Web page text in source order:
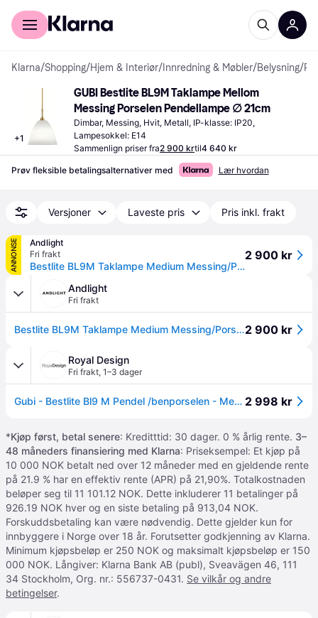
For kunder
Klarna/Shopping/Hjem & Interiør/ Innredning & Møbler/Belysning/
+1
GUBI Bestlite BL9M Taklampe Mellom
Messing Porselen Pendellampe ∅ 21cm
Dimbar, Messing, Hvit, Metall, IP-klasse: IP20,
Lampesokkel: E14
Sammenlign priser fra2 900 krtil4 640 kr
Prøv fleksible betalingsalternativer med Lær hvordan
Versjoner Laveste pris Pris inkl. frakt
ANNONSE
Andlight
Fri frakt
Bestlite BL9M Taklampe Medium Messing/Porselen
2 900 kr
Andlight
Fri frakt
Bestlite BL9M Taklampe Medium Messing/Porselen2 900 kr
Royal Design
Fri frakt, 1–3 dager
Gubi - Bestlite Bl9 M Pendel /benporselen - Messing 2 998 kr
*Kjøp først, betal senere: Kreditttid: 30 dager. 0 % årlig rente. 3–
48 måneders finansiering med Klarna: Priseksempel: Et kjøp på
10 000 NOK betalt ned over 12 måneder med en gjeldende rente
på 21.9 % har en effektiv rente (APR) på 21,90%. Totalkostnaden
beløper seg til 11 101.12 NOK. Dette inkluderer 11 betalinger på
926.19 NOK hver og en siste betaling på 913,04 NOK.
Forskuddsbetaling kan være nødvendig. Dette gjelder kun for
innbyggere i Norge over 18 år. Forutsetter godkjenning av Klarna.
Minimum kjøpsbeløp er 250 NOK og maksimalt kjøpsbeløp er 150
000 NOK. Långiver: Klarna Bank AB (publ), Sveavägen 46, 111
34 Stockholm, Org. nr.: 556737-0431. Se vilkår og andre
betingelser.